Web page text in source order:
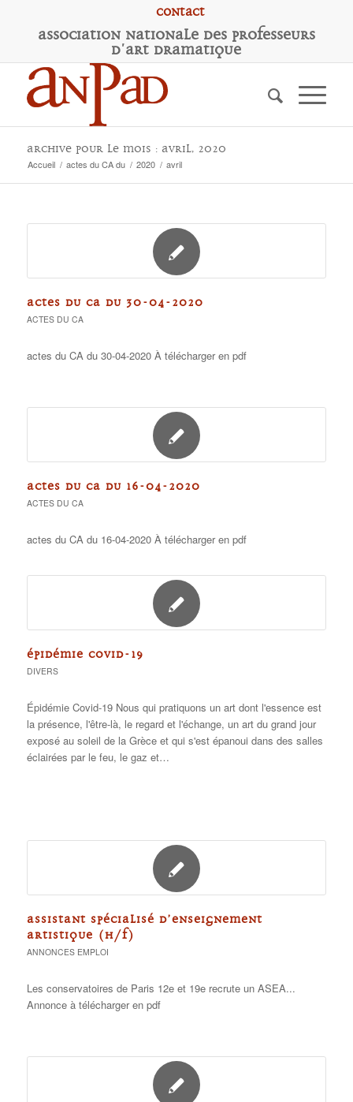
Contact
Association Nationale des Professeurs
d'Art Dramatique
Archive pour le mois : avril, 2020
Accueil / actes du CA du / 2020 / avril
ACTES DU CA DU 30-04-2020
ACTES DU CA
actes du CA du 30-04-2020 À télécharger en pdf
ACTES DU CA DU 16-04-2020
ACTES DU CA
actes du CA du 16-04-2020 À télécharger en pdf
ÉPIDÉMIE COVID-19
DIVERS
Épidémie Covid-19 Nous qui pratiquons un art dont l'essence est
la présence, l'être-là, le regard et l'échange, un art du grand jour
exposé au soleil de la Grèce et qui s'est épanoui dans des salles
éclairées par le feu, le gaz et…
ASSISTANT SPÉCIALISÉ D’ENSEIGNEMENT
ARTISTIQUE (H/F)
ANNONCES EMPLOI
Les conservatoires de Paris 12e et 19e recrute un ASEA...
Annonce à télécharger en pdf